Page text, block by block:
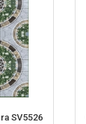
SV5526